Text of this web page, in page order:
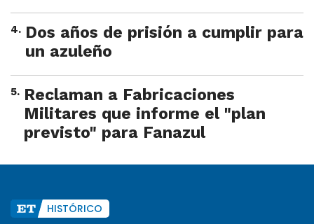
4. Dos años de prisión a cumplir para
un azuleño
5. Reclaman a Fabricaciones
Militares que informe el "plan
previsto" para Fanazul
HISTÓRICO